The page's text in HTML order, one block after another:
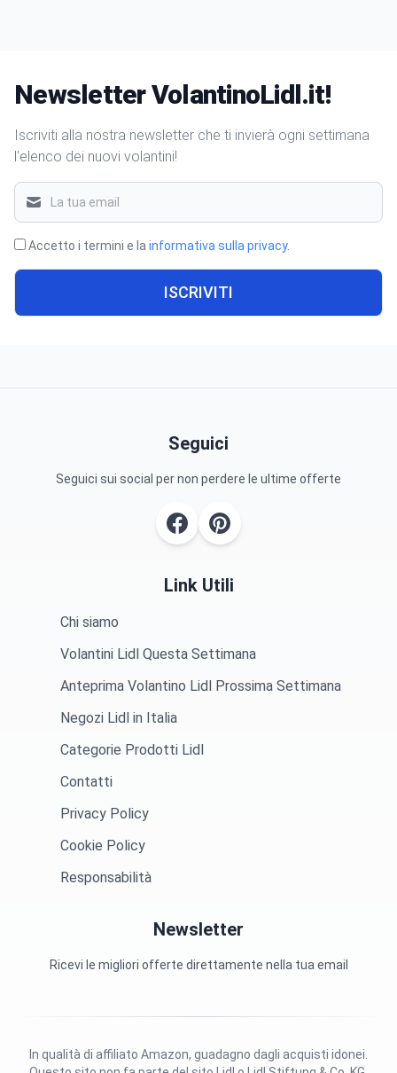
Newsletter VolantinoLidl.it!
Iscriviti alla nostra newsletter che ti invierà ogni settimana
l'elenco dei nuovi volantini!
Accetto i termini e la informativa sulla privacy.
ISCRIVITI
Seguici
Seguici sui social per non perdere le ultime offerte
Link Utili
Chi siamo
Volantini Lidl Questa Settimana
Anteprima Volantino Lidl Prossima Settimana
Negozi Lidl in Italia
Categorie Prodotti Lidl
Contatti
Privacy Policy
Cookie Policy
Responsabilità
Newsletter
Ricevi le migliori offerte direttamente nella tua email
In qualità di affiliato Amazon, guadagno dagli acquisti idonei.